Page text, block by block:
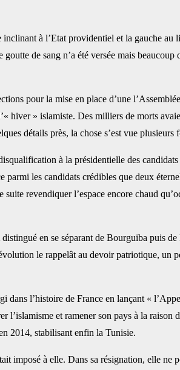
à l’Etat providentiel et la gauche au
de sang n’a été versée mais beaucoup
pour la mise en place d’une
hiver » islamiste. Des milliers de morts
détails près, la chose s’est vue plusieurs
à la présidentielle des
les candidats crédibles que deux
revendiquer l’espace encore chaud
en se séparant de Bourguiba puis
le rappelât au devoir patriotique, un
dans l’histoire de France en lançant «
et ramener son pays à la raison
2014, stabilisant enfin la Tunisie.
imposé à elle. Dans sa résignation, elle ne